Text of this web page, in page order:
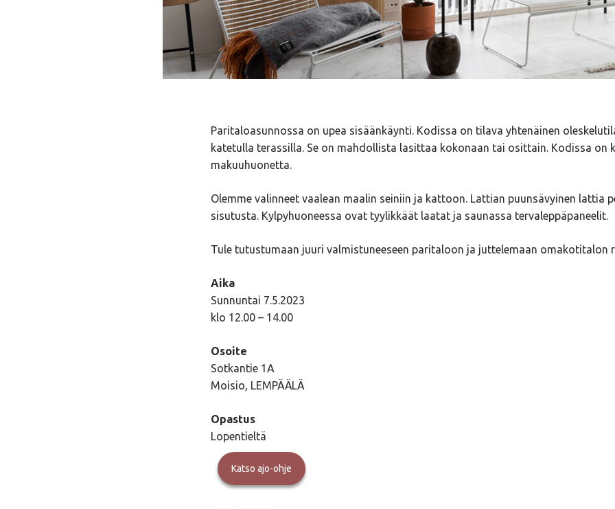
Paritaloasunnossa on upea sisäänkäynti. Kodissa on tilava yhtenäinen
katetulla terassilla. Se on mahdollista lasittaa kokonaan tai osittain. Kodissa on
makuuhuonetta.
Olemme valinneet vaalean maalin seiniin ja kattoon. Lattian puunsävyinen lattia
sisutusta. Kylpyhuoneessa ovat tyylikkäät laatat ja saunassa tervaleppäpaneelit.
Tule tutustumaan juuri valmistuneeseen paritaloon ja juttelemaan omakotitalon
Aika
Sunnuntai 7.5.2023
klo 12.00 – 14.00
Osoite
Sotkantie 1A
Moisio, LEMPÄÄLÄ
Opastus
Lopentieltä
Katso ajo-ohje